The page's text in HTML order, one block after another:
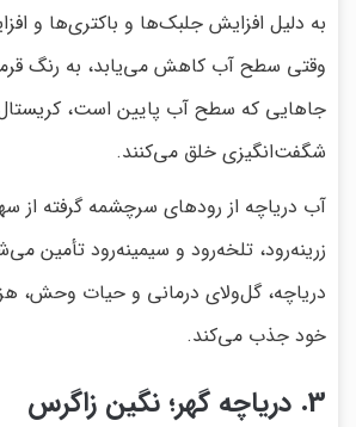
به دلیل افزایش جلبک‌ها و باکتری‌ها و
وقتی سطح آب کاهش می‌یابد، به رنگ
جاهایی که سطح آب پایین است،
شگفت‌انگیزی خلق می‌کنند.
آب دریاچه از رودهای سرچشمه گرفته از
زرینه‌رود، تلخه‌رود و سیمینه‌رود تأمین
دریاچه، گل‌ولای درمانی و حیات وحش،
خود جذب می‌کند.
3. دریاچه گهر؛ نگین زاگرس